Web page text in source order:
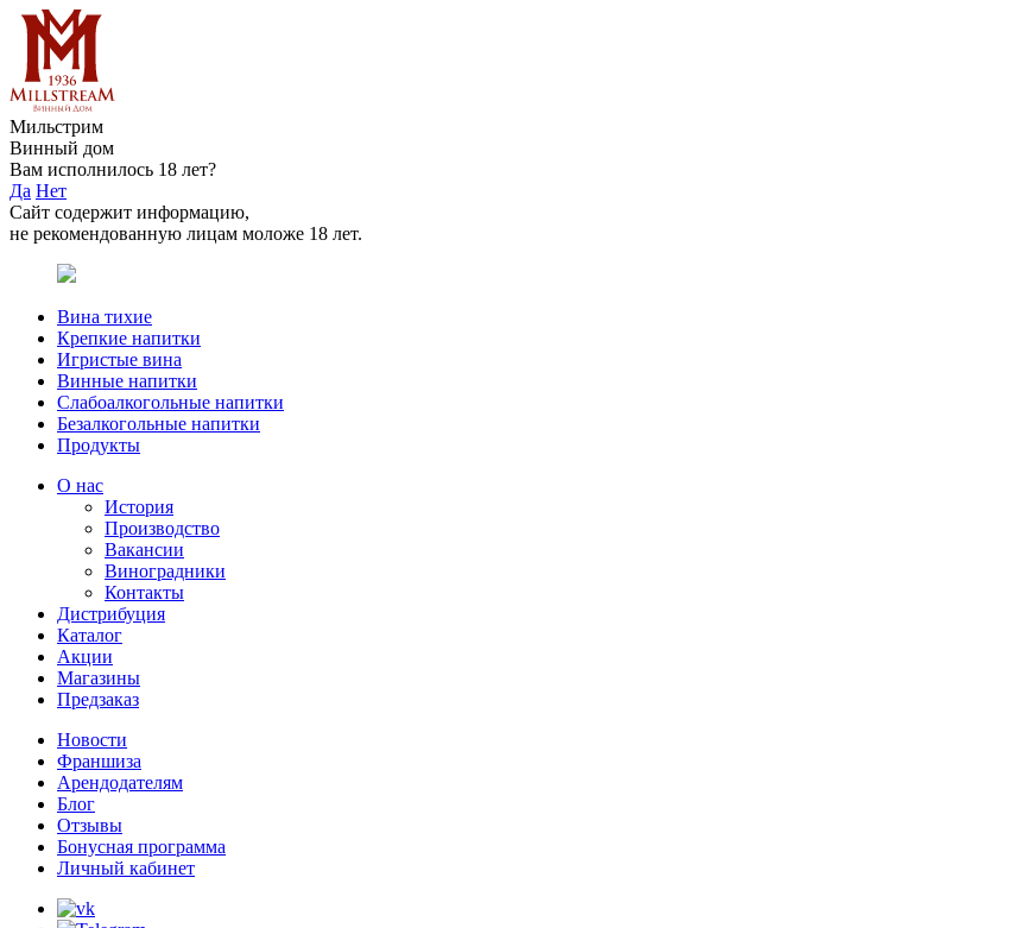
Мильстрим
Винный дом
Вам исполнилось 18 лет?
Да Нет
Сайт содержит информацию,
не рекомендованную лицам моложе 18 лет.
Вина тихие
Крепкие напитки
Игристые вина
Винные напитки
Слабоалкогольные напитки
Безалкогольные напитки
Продукты
О нас
История
Производство
Вакансии
Виноградники
Контакты
Дистрибуция
Каталог
Акции
Магазины
Предзаказ
Новости
Франшиза
Арендодателям
Блог
Отзывы
Бонусная программа
Личный кабинет